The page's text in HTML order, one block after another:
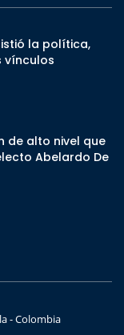
la política,
vínculos
de alto nivel que
Abelardo De
- Colombia